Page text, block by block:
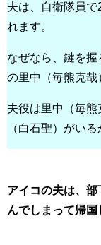
夫は、自衛隊員
れます。
なぜなら、鍵を
の里中（毎熊克哉
夫役は里中（毎
（白石聖）がいる
アイコの夫は、
んでしまって帰国